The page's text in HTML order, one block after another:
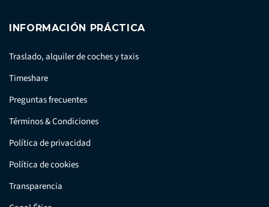
INFORMACIÓN PRÁCTICA
Traslado, alquiler de coches y taxis
Timeshare
Preguntas frecuentes
Términos & Condiciones
Política de privacidad
Política de cookies
Transparencia